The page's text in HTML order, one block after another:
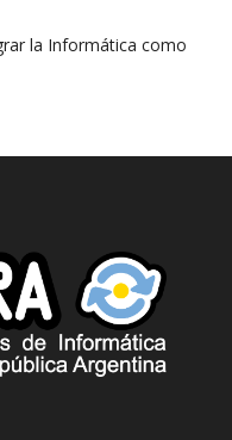
la Informática como